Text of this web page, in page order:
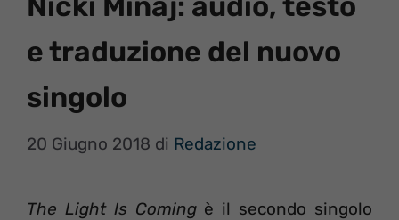
e traduzione del nuovo
singolo
20 Giugno 2018 di Redazione
The Light Is Comingè il secondo singolo